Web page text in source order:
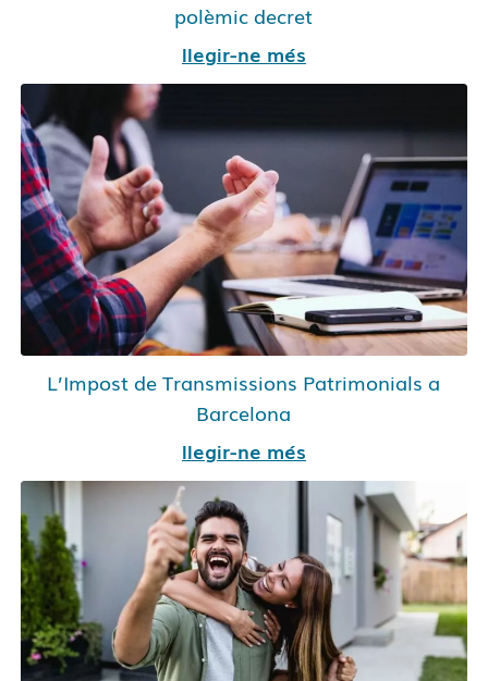
polèmic decret
llegir-ne més
L’Impost de Transmissions Patrimonials a
Barcelona
llegir-ne més